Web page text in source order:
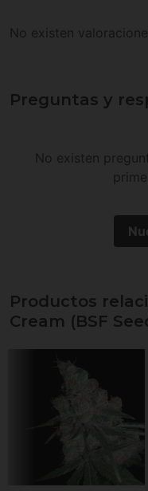
No existen
Preguntas y
No existen
Productos
Cream (BSF